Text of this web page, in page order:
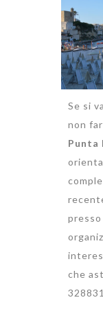
Se si
non
Punta
che